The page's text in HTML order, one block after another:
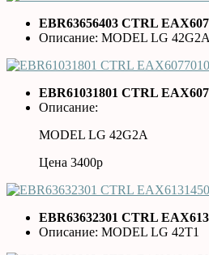
EBR63656403 CTRL
Описание: MODEL LG 42G2A
EBR61031801 CTRL
Описание:
MODEL LG 42G2A
Цена 3400р
EBR63632301 CTRL
Описание: MODEL LG 42T1